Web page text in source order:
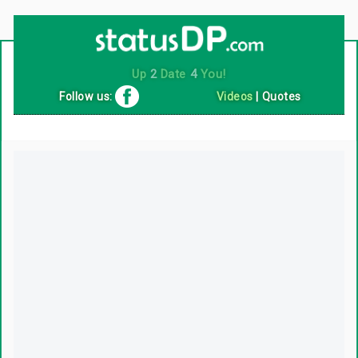
Up 2Date 4You!
Follow us: Videos Quotes